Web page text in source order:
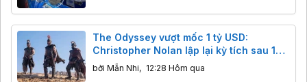
The Odyssey vượt mốc 1 tỷ USD:
Christopher Nolan lập lại kỳ tích sau 14
năm
bởi Mẫn Nhi, 12:28 Hôm qua